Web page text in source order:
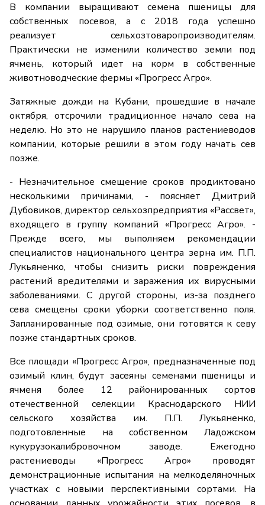
В компании выращивают семена пшеницы для
собственных посевов, а с 2018 года успешно
реализует сельхозтоваропроизводителям.
Практически не изменили количество земли под
ячмень, который идет на корм в собственные
животноводческие фермы «Прогресс Агро».
Затяжные дожди на Кубани, прошедшие в начале
октября, отсрочили традиционное начало сева на
неделю. Но это не нарушило планов растениеводов
компании, которые решили в этом году начать сев
позже.
- Незначительное смещение сроков продиктовано
несколькими причинами, - поясняет Дмитрий
Дубовиков, директор сельхозпредприятия «Рассвет»,
входящего в группу компаний «Прогресс Агро». -
Прежде всего, мы выполняем рекомендации
специалистов национального центра зерна им. П.П.
Лукьяненко, чтобы снизить риски повреждения
растений вредителями и заражения их вирусными
заболеваниями. С другой стороны, из-за позднего
сева смещены сроки уборки соответственно поля.
Запланированные под озимые, они готовятся к севу
позже стандартных сроков.
Все площади «Прогресс Агро», предназначенные под
озимый клин, будут засеяны семенами пшеницы и
ячменя более 12 районированных сортов
отечественной селекции Краснодарского НИИ
сельского хозяйства им. П.П. Лукьяненко,
подготовленные на собственном Ладожском
кукурузокалибровочном заводе. Ежегодно
растениеводы «Прогресс Агро» проводят
демонстрационные испытания на мелкоделяночных
участках с новыми перспективными сортами. На